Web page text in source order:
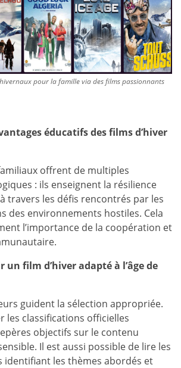
pour la famille via des films passionnants
éducatifs des films d’hiver
offrent de multiples
: ils enseignent la résilience
travers les défis rencontrés par les
des environnements hostiles. Cela
l’importance de la coopération et
un film d’hiver adapté à l’âge de
guident la sélection appropriée.
les classifications officielles
objectifs sur le contenu
Il est aussi possible de lire les
identifiant les thèmes abordés et